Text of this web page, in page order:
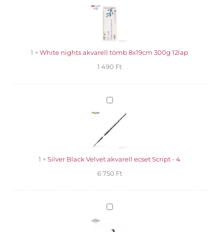
akvarell
tömb
8x19cm
300g
12lap
1 × White nights akvarell tömb 8x19cm 300g 12lap
1 490 Ft
Silver
Velvet
akvarell
Script
-
1 × Silver Black Velvet akvarell ecset Script - 4
6 750 Ft
Párhuzam